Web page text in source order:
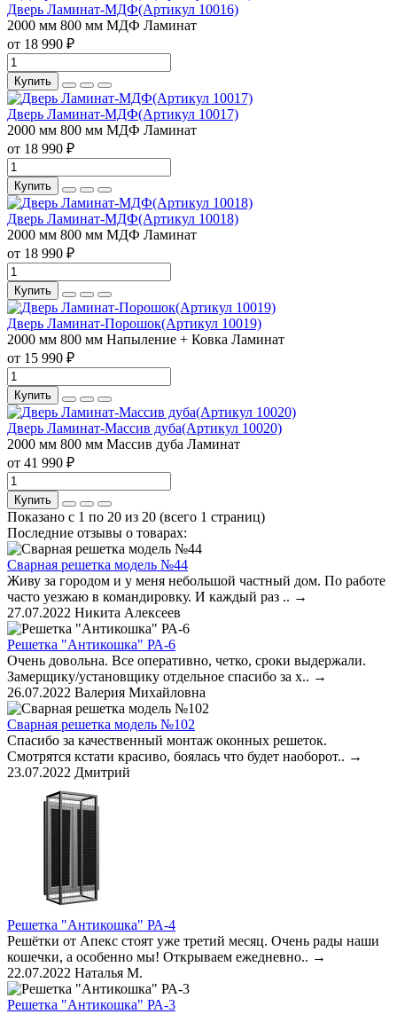
Дверь Ламинат-МДФ(Артикул 10016)
2000 мм 800 мм МДФ Ламинат
от 18 990 ₽
Купить
Дверь Ламинат-МДФ(Артикул 10017)
2000 мм 800 мм МДФ Ламинат
от 18 990 ₽
Купить
Дверь Ламинат-МДФ(Артикул 10018)
2000 мм 800 мм МДФ Ламинат
от 18 990 ₽
Купить
Дверь Ламинат-Порошок(Артикул 10019)
2000 мм 800 мм Напыление + Ковка Ламинат
от 15 990 ₽
Купить
Дверь Ламинат-Массив дуба(Артикул 10020)
2000 мм 800 мм Массив дуба Ламинат
от 41 990 ₽
Купить
Показано с 1 по 20 из 20 (всего 1 страниц)
Последние отзывы о товарах:
Сварная решетка модель №44
Живу за городом и у меня небольшой частный дом. По работе
часто уезжаю в командировку. И каждый раз .. →
27.07.2022 Никита Алексеев
Решетка "Антикошка" РА-6
Очень довольна. Все оперативно, четко, сроки выдержали.
Замерщику/установщику отдельное спасибо за х.. →
26.07.2022 Валерия Михайловна
Сварная решетка модель №102
Спасибо за качественный монтаж оконных решеток.
Смотрятся кстати красиво, боялась что будет наоборот.. →
23.07.2022 Дмитрий
Решетка "Антикошка" РА-4
Решётки от Апекс стоят уже третий месяц. Очень рады наши
кошечки, а особенно мы! Открываем ежедневно.. →
22.07.2022 Наталья М.
Решетка "Антикошка" РА-3